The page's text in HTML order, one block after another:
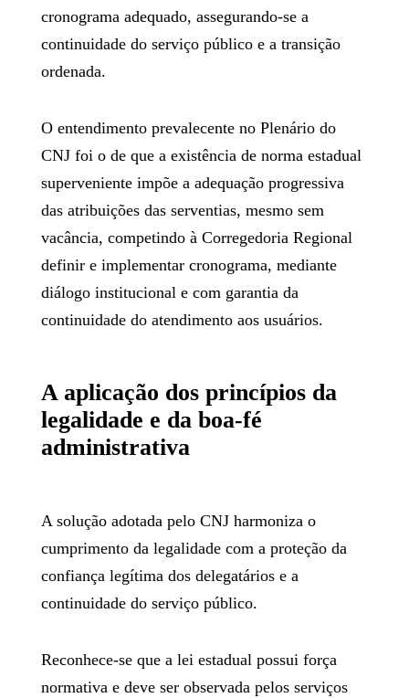
cronograma adequado, assegurando-se a
continuidade do serviço público e a transição
ordenada.
O entendimento prevalecente no Plenário do
CNJ foi o de que a existência de norma estadual
superveniente impõe a adequação progressiva
das atribuições das serventias, mesmo sem
vacância, competindo à Corregedoria Regional
definir e implementar cronograma, mediante
diálogo institucional e com garantia da
continuidade do atendimento aos usuários.
A aplicação dos princípios da
legalidade e da boa-fé
administrativa
A solução adotada pelo CNJ harmoniza o
cumprimento da legalidade com a proteção da
confiança legítima dos delegatários e a
continuidade do serviço público.
Reconhece-se que a lei estadual possui força
normativa e deve ser observada pelos serviços